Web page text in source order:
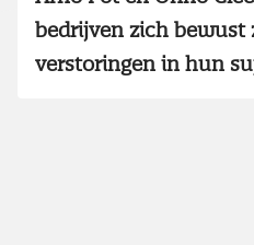
bedrijven zich bewust
verstoringen in hun